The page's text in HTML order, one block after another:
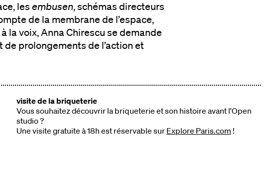
les embusen, schémas directeurs
de la membrane de l’espace,
la voix, Anna Chirescu se demande
prolongements de l’action et
visite de la briqueterie
Vous souhaitez découvrir la briqueterie et son histoire avant l'Open
studio ?
Une visite gratuite à 18h est réservable sur Explore Paris.com !